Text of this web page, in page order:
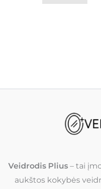
Veidrodis Plius – tai
aukštos kokybės